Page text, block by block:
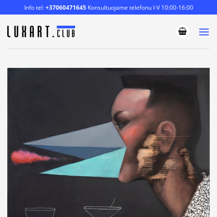
to
content
Info tel:+37060471645Konsultuojame telefonu I-V 10:00-16:00